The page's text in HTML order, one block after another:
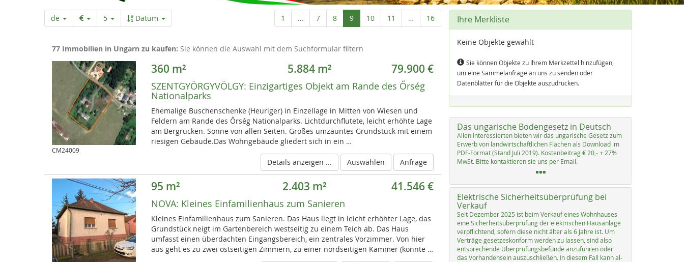
t
s
e
i
t
e
1 … 7 8 9Aktuelle
Seite
10 11 … 16
de 5 Datum
77 Immobilien in Ungarn zu kaufen: Sie können die Auswahl mit dem Suchformular filtern
CM24009
360 m² 5.884 m² 79.900 €
SZENTGYÖRGYVÖLGY: Einzigartiges Objekt am Rande des Őrség
Nationalparks
Ehemalige Buschenschenke (Heuriger) in Einzellage in Mitten von Wiesen und
Feldern am Rande des Őrség Nationalparks. Lichtdurchflutete, leicht erhöhte Lage
am Bergrücken. Sonne von allen Seiten. Großes umzäuntes Grundstück mit einem
riesigen Gebäude.Das Wohngebäude gliedert sich in ein …
Details anzeigen ... Auswählen Anfrage
95 m² 2.403 m² 41.546 €
NOVA: Kleines Einfamilienhaus zum Sanieren
Kleines Einfamilienhaus zum Sanieren. Das Haus liegt in leicht erhöhter Lage, das
Grundstück neigt im Gartenbereich westseitig zu einem Teich ab. Das Haus
umfasst einen überdachten Eingangsbereich, ein zentrales Vorzimmer. Von hier
aus geht es zu zwei ostseitigen Zimmern, zu einer nordseitigen Kammer (könnte …
Ihre Merkliste
Keine Objekte gewählt
Sie können Objekte zu Ihrem Merkzettel hinzufügen,
um eine Sammelanfrage an uns zu senden oder
Datenblätter für die Objekte auszudrucken.
Das ungarische Bodengesetz in Deutsch
Al­len In­ter­es­sier­ten bie­ten wir das un­ga­ri­sche Ge­setz zum
Er­werb von land­wirt­schaft­li­chen Flächen als Down­load im
PDF-For­mat (Stand Ju­li 2019). Kos­ten­bei­trag € 20,- + 27%
MwSt. Bit­te kon­tak­tie­ren sie uns per Email.
Elektrische Sicherheitsüberprüfung bei
Verkauf
Seit De­zem­ber 2025 ist beim Ver­kauf ei­nes Wohn­hau­ses
ei­ne Si­cher­heits­über­prü­fung der elek­tri­schen Haus­an­la­ge
verpf­lich­tend, so­fern die­se nicht äl­ter als 6 Jah­re ist. Um
Ver­trä­ge ge­set­zes­kon­form wer­den zu las­sen, sind al­so
ent­sp­re­chen­de Über­prü­fungs­be­fun­de an­zu­füh­ren oder
das Vor­han­den­sein aus­zu­sch­lie­ßen. In die­sem Fall kann al­